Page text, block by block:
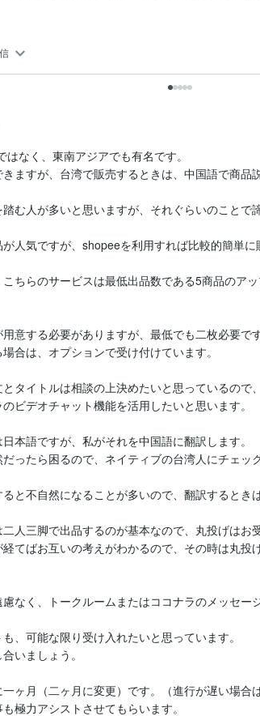
なく、東南アジアでも有名です。
ますが、台湾で販売するときは、中国語で商品
む人が多いと思いますが、それぐらいのことで
人気ですが、shopeeを利用すれば比較的簡単に
ちらのサービスは最低出品数である5商品のアッ
意する必要がありますが、最低でも二枚必要です
合は、オプションで受け付けています。
タイトルは相談の上決めたいと思っているので
ビデオチャット機能を活用したいと思います。
本語ですが、私がそれを中国語に翻訳します。
ったら困るので、ネイティブの台湾人にチェッ
と不自然になることが多いので、翻訳するとき
人三脚で出品するのが基本なので、丸投げはお
てばお互いの考えがわかるので、その時は丸投
なく、トークルームまたはココナラのメッセー
、可能な限り受け入れたいと思っています。
いましょう。
ヶ月（二ヶ月に変更）です。（進行が遅い場合
極力アシストさせてもらいます。